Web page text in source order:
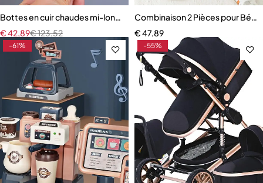
Bottes en cuir chaudes mi-longues pour enfants
€123,52
€42,89
Combinaison 2 Pièces pour Bébé
€47,89
-61% -55%